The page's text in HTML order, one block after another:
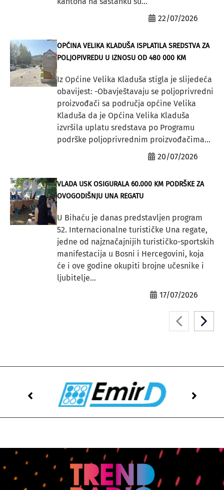
22/07/2026
OPĆINA VELIKA KLADUŠA ISPLATILA SREDSTVA ZA
POLJOPIVREDU U IZNOSU OD 480 000 KM
Iz Općine Velika Kladuša stigla je slijedeća
obavijest: -Obavještavaju se poljoprivredni
proizvođači sa područja općine Velika
Kladuša da je Općina Velika Kladuša
izvršila uplatu sredstava po Programu
podrške poljoprivrednim proizvođačima...
20/07/2026
VLADA USK OSIGURALA 60.000 KM PODRŠKE ZA
OVOGODIŠNJU UNA REGATU
U Bihaću je danas predstavljen program
52. Internacionalne turističke Una regate,
jedne od najznačajnijih turističko-sportskih
manifestacija u Bosni i Hercegovini, koja
će i ove godine okupiti brojne učesnike i
ljubitelje...
17/07/2026